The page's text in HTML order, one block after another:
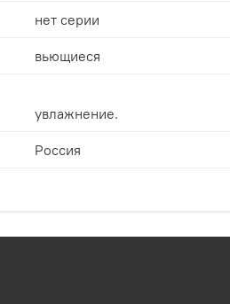
нет серии
вьющиеся
увлажнение.
Россия